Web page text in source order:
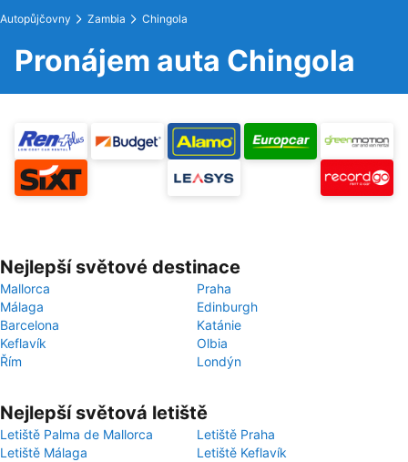
Autopůjčovny Zambia Chingola
Pronájem auta Chingola
Nejlepší světové destinace
Mallorca
Praha
Málaga
Edinburgh
Barcelona
Katánie
Keflavík
Olbia
Řím
Londýn
Nejlepší světová letiště
Letiště Palma de Mallorca
Letiště Praha
Letiště Málaga
Letiště Keflavík